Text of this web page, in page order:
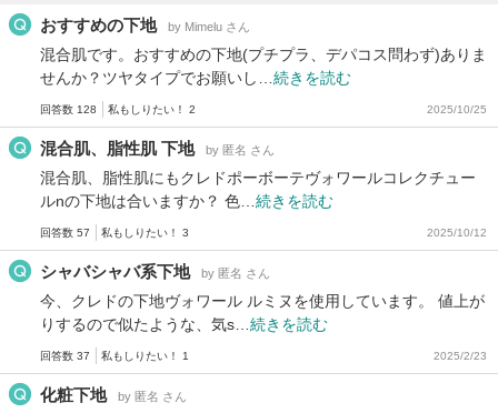
おすすめの下地 by Mimelu さん
混合肌です。おすすめの下地(プチプラ、デパコス問わず)ありま
せんか？ツヤタイプでお願いし… 続きを読む
回答数 128 私もしりたい！ 2 2025/10/25
混合肌、脂性肌 下地 by 匿名 さん
混合肌、脂性肌にもクレドポーボーテヴォワールコレクチュー
ルnの下地は合いますか？ 色… 続きを読む
回答数 57 私もしりたい！ 3 2025/10/12
シャバシャバ系下地 by 匿名 さん
今、クレドの下地ヴォワール ルミヌを使用しています。 値上が
りするので似たような、気s… 続きを読む
回答数 37 私もしりたい！ 1 2025/2/23
化粧下地 by 匿名 さん